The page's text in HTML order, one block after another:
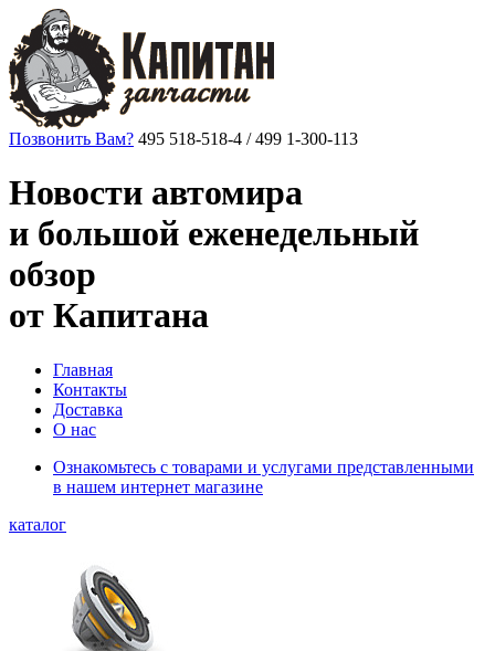
Позвонить Вам? 495 518-518-4 / 499 1-300-113
Новости автомира
и большой еженедельный
обзор
от Капитана
Главная
Контакты
Доставка
О нас
Ознакомьтесь с товарами и услугами представленными
в нашем интернет магазине
каталог